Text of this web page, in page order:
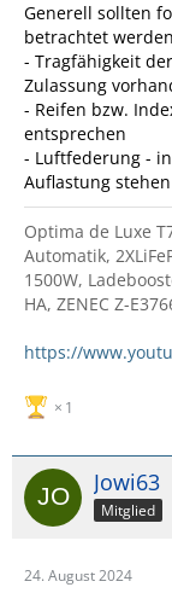
Generell sollten
betrachtet
- Tragfähigkeit
Zulassung
- Reifen bzw.
entsprechen
- Luftfederung -
Auflastung stehen
Optima de Luxe
Automatik,
1500W,
HA, ZENEC Z-
https://
1
Jowi63
Mitglied
24. August 2024